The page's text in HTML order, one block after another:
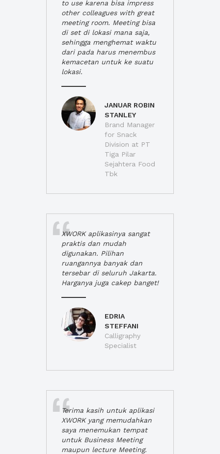
to use karena bisa impress
other colleagues with great
meeting room. Meeting bisa
di set di lokasi mana saja,
sehingga menghemat waktu
dari pada harus menembus
kemacetan untuk ke suatu
lokasi.
JANUAR ROBIN
STANLEY
Brand Manager
for Snack
Division at PT
Tiga Pilar
Sejahtera Food
Tbk
XWORK aplikasinya sangat
praktis dan mudah
digunakan. Pilihan
ruangannya banyak dan
tersebar di seluruh Jakarta.
Harganya juga cakep banget!
EDRIA
STEFFANI
Calligraphy
Specialist
Terima kasih untuk aplikasi
XWORK yang memudahkan
saya menemukan tempat
untuk Business Meeting
maupun lecture Meeting.